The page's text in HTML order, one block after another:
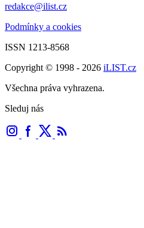
redakce@ilist.cz
Podmínky a cookies
ISSN 1213-8568
Copyright © 1998 - 2026 iLIST.cz
Všechna práva vyhrazena.
Sleduj nás